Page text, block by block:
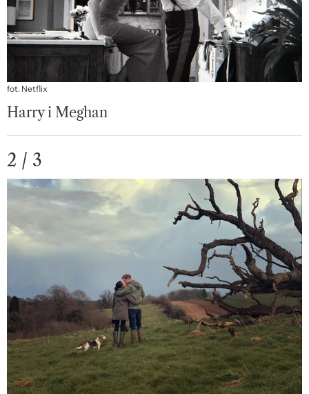
fot. Netflix
Harry i Meghan
2 / 3